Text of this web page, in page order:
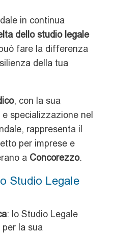
in continua
dello studio legale
fare la differenza
della tua
, con la sua
specializzazione nel
rappresenta il
per imprese e
a Concorezzo.
Studio Legale
: lo Studio Legale
per la sua